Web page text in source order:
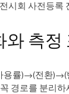
시회 사전등록
와 측정
률)→(전환)→(
경로를 분리